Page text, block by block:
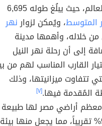
هو أطول نهر في العالم، حيث يبلُغ طوله 6,695
المتوسط، ويُمكن لزوارنهر
خلاله، وأهمها مدينة
إلى أن رحلة نهر النيل
القارب المناسب لهم من
تتفاوت ميزانيتها، وذلك
المُقدمة فيها.[٧]
أراضي مصر لها طبيعة
صحراوية، حيث تُشكل نسبة 90% تقريباً، مما يجعل منها بيئة